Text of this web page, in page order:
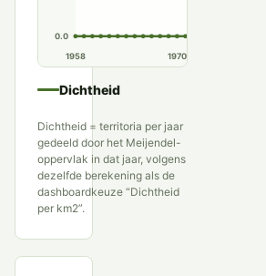
0.0
1958 1970
Dichtheid
Dichtheid = territoria per jaar
gedeeld door het Meijendel-
oppervlak in dat jaar, volgens
dezelfde berekening als de
dashboardkeuze “Dichtheid
per km2”.